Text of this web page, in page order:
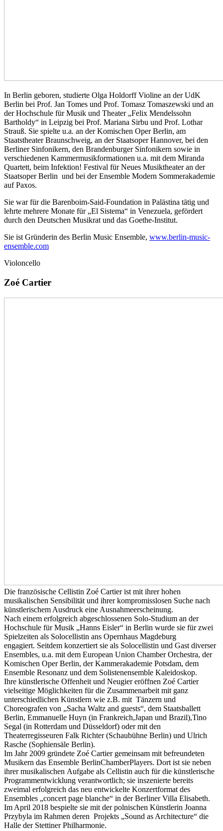
In Berlin geboren, studierte Olga Holdorff Violine an der UdK
Berlin bei Prof. Jan Tomes und Prof. Tomasz Tomaszewski und an
der Hochschule für Musik und Theater „Felix Mendelssohn
Bartholdy“ in Leipzig bei Prof. Mariana Sirbu und Prof. Lothar
Strauß. Sie spielte u.a. an der Komischen Oper Berlin, am
Staatstheater Braunschweig, an der Staatsoper Hannover, bei den
Berliner Sinfonikern, den Brandenburger Sinfonikern sowie in
verschiedenen Kammermusikformationen u.a. mit dem Miranda
Quartett, beim Infektion! Festival für Neues Musiktheater an der
Staatsoper Berlin und bei der Ensemble Modern Sommerakademie
auf Paxos.
Sie war für die Barenboim-Said-Foundation in Palästina tätig und
lehrte mehrere Monate für „El Sistema“ in Venezuela, gefördert
durch den Deutschen Musikrat und das Goethe-Institut.
Sie ist Gründerin des Berlin Music Ensemble, www.berlin-music-
ensemble.com
Violoncello
Zoé Cartier
Die französische Cellistin Zoé Cartier ist mit ihrer hohen
musikalischen Sensibilität und ihrer kompromisslosen Suche nach
künstlerischem Ausdruck eine Ausnahmeerscheinung.
Nach einem erfolgreich abgeschlossenen Solo-Studium an der
Hochschule für Musik „Hanns Eisler“ in Berlin wurde sie für zwei
Spielzeiten als Solocellistin ans Opernhaus Magdeburg
engagiert. Seitdem konzertiert sie als Solocellistin und Gast diverser
Ensembles, u.a. mit dem European Union Chamber Orchestra, der
Komischen Oper Berlin, der Kammerakademie Potsdam, dem
Ensemble Resonanz und dem Solistenensemble Kaleidoskop.
Ihre künstlerische Offenheit und Neugier eröffnen Zoé Cartier
vielseitige Möglichkeiten für die Zusammenarbeit mit ganz
unterschiedlichen Künstlern wie z.B. mit Tänzern und
Choreografen von „Sacha Waltz and guests“, dem Staatsballett
Berlin, Emmanuelle Huyn (in Frankreich,Japan und Brazil),Tino
Segal (in Rotterdam und Düsseldorf) oder mit den
Theaterregisseuren Falk Richter (Schaubühne Berlin) und Ulrich
Rasche (Sophiensäle Berlin).
Im Jahr 2009 gründete Zoé Cartier gemeinsam mit befreundeten
Musikern das Ensemble BerlinChamberPlayers. Dort ist sie neben
ihrer musikalischen Aufgabe als Cellistin auch für die künstlerische
Programmentwicklung verantwortlich; sie inszenierte bereits
zweimal erfolgreich das neu entwickelte Konzertformat des
Ensembles „concert page blanche“ in der Berliner Villa Elisabeth.
Im April 2018 bespielte sie mit der polnischen Künstlerin Joanna
Przybyla im Rahmen deren Projekts „Sound as Architecture“ die
Halle der Stettiner Philharmonie.